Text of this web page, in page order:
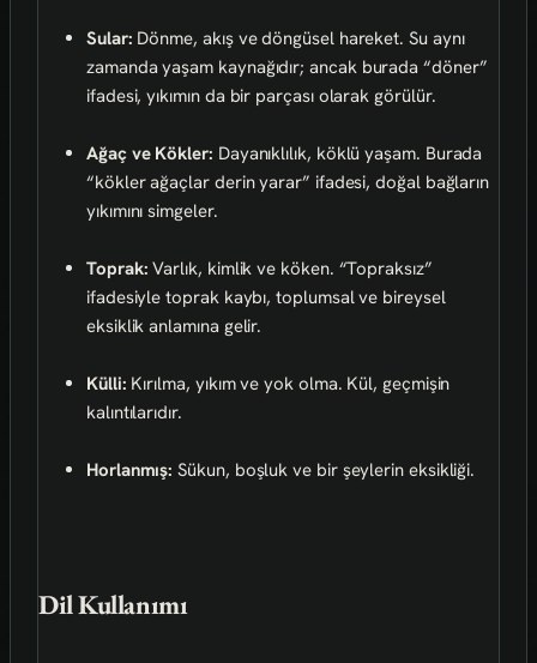
Sular: Dönme, akış ve döngüsel hareket. Su aynı
zamanda yaşam kaynağıdır; ancak burada “döner”
ifadesi, yıkımın da bir parçası olarak görülür.
Ağaç ve Kökler: Dayanıklılık, köklü yaşam. Burada
“kökler ağaçlar derin yarar” ifadesi, doğal bağların
yıkımını simgeler.
Toprak: Varlık, kimlik ve köken. “Topraksız”
ifadesiyle toprak kaybı, toplumsal ve bireysel
eksiklik anlamına gelir.
Külli: Kırılma, yıkım ve yok olma. Kül, geçmişin
kalıntılarıdır.
Horlanmış: Sükun, boşluk ve bir şeylerin eksikliği.
Dil Kullanımı